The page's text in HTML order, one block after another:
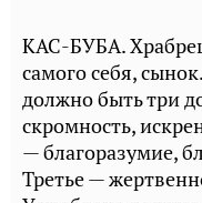
КАС-БУБА.
самого себя,
должно быть три
скромность,
— благоразумие,
Третье —